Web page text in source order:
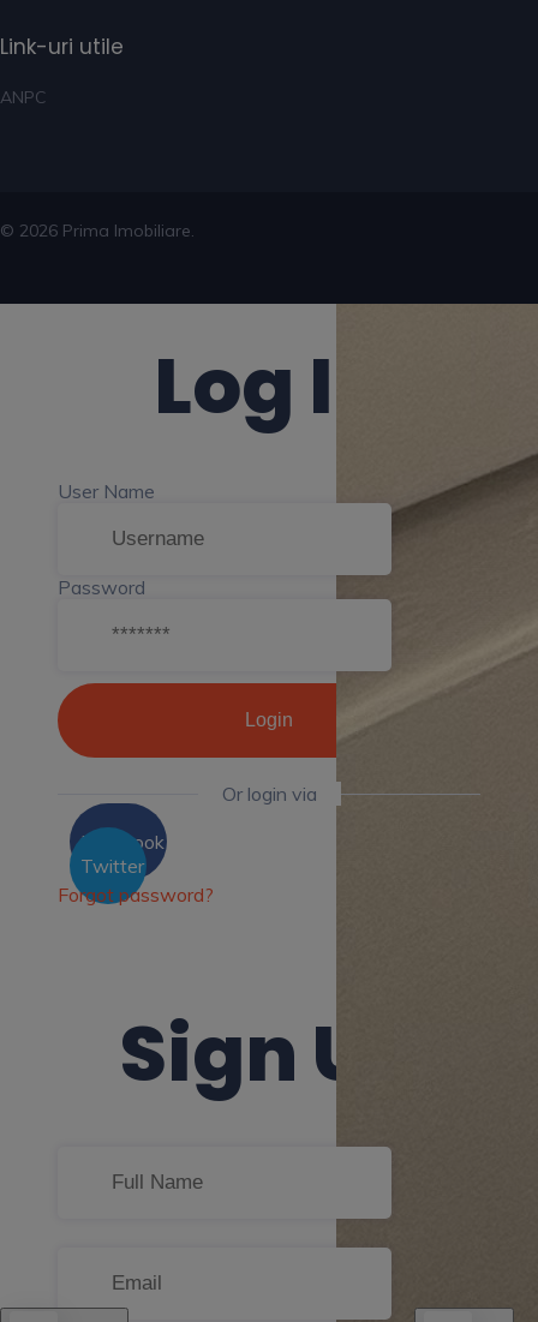
Link-uri utile
ANPC
© 2026 Prima Imobiliare.
Log In
User Name
Password
Login
Or login via
Facebook
Twitter
Forgot password?
Sign Up